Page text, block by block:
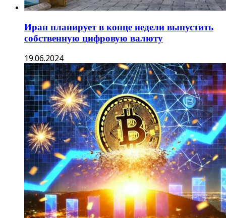
Иран планирует в конце недели выпустить
собственную цифровую валюту
19.06.2024